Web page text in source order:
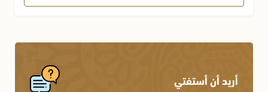
أريد أن أستفتي